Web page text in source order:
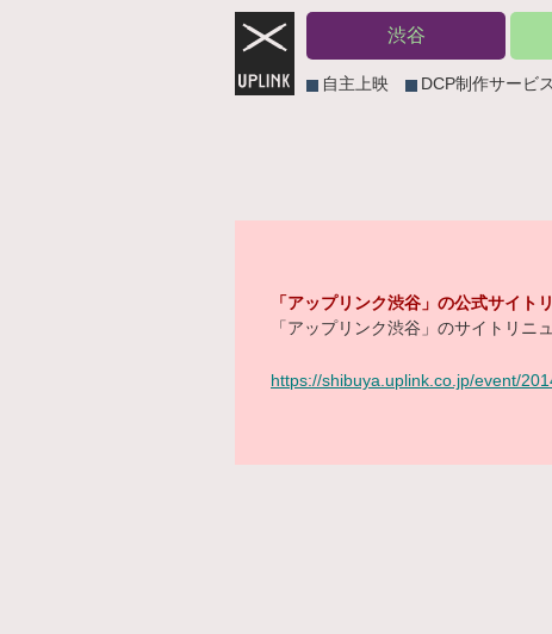
渋谷
自主上映 DCP制作サービス
「アップリンク渋谷」の公式サイト
「アップリンク渋谷」のサイトリニ
https://shibuya.uplink.co.jp/event/